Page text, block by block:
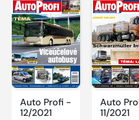
Auto Profi -
12/2021
Auto
11/2021